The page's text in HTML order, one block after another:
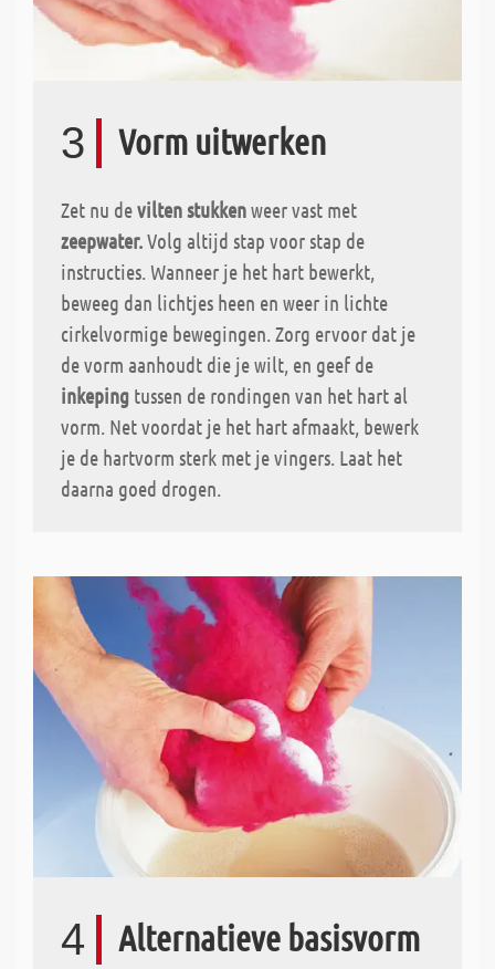
3 Vorm uitwerken
Zet nu devilten stukkenweer vast met
zeepwater.Volg altijd stap voor stap de
instructies. Wanneer je het hart bewerkt,
beweeg dan lichtjes heen en weer in lichte
cirkelvormige bewegingen. Zorg ervoor dat je
de vorm aanhoudt die je wilt, en geef de
inkeping tussen de rondingen van het hart al
vorm. Net voordat je het hart afmaakt, bewerk
je de hartvorm sterk met je vingers. Laat het
daarna goed drogen.
4 Alternatieve basisvorm